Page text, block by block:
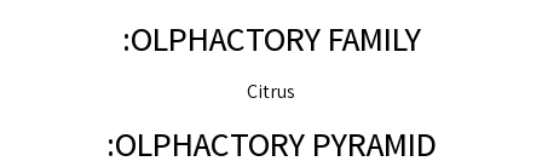
OLPHACTORY FAMILY:
Citrus
OLPHACTORY PYRAMID: